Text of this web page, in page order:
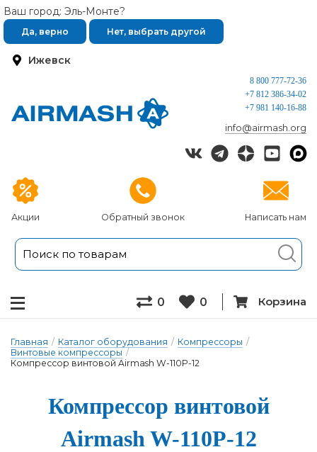
Ижевск
Ваш город: Эль-Монте?
Да, верно Нет, выбрать другой
Акции Обратный звонок Написать нам
8 800 777-72-36
+7 812 386-34-02
+7 981 140-16-88
info@airmash.org
0 0 Корзина
Главная / Каталог оборудования / Компрессоры /
Винтовые компрессоры /
Компрессор винтовой Airmash W-110P-12
Компрессор вин­то­вой
Airmash W-110P-12